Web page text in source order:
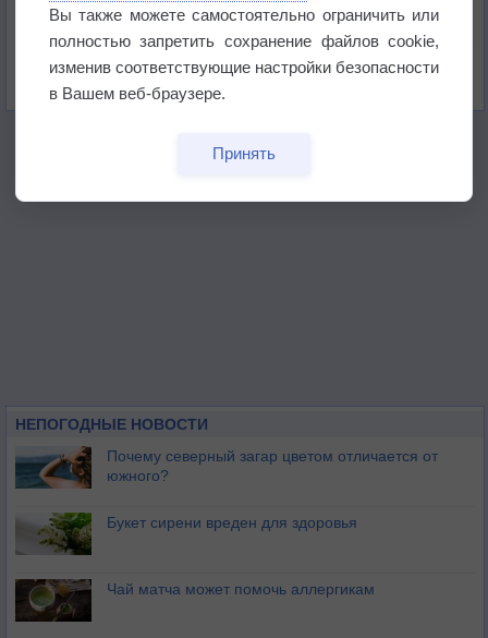
бабочек
НЕПОГОДНЫЕ НОВОСТИ
Почему северный загар цветом отличается от
южного?
Букет сирени вреден для здоровья
Чай матча может помочь аллергикам
Вы также можете самостоятельно ограничить или
полностью запретить сохранение файлов cookie,
изменив соответствующие настройки безопасности
в Вашем веб-браузере.
Принять